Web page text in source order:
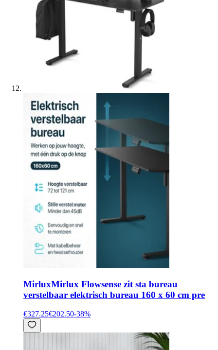
MirluxMirlux Flowsense zit sta bureau
verstelbaar elektrisch bureau 160 x 60 cm pre
€327.25€202.50-38%